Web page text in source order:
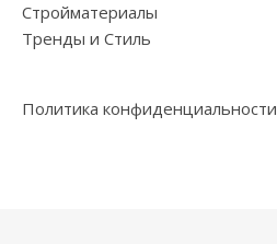
Стройматериалы
Тренды и Стиль
Политика конфиденциальности